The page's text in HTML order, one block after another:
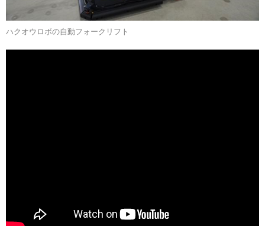
ハクオウロボの自動フォークリフト